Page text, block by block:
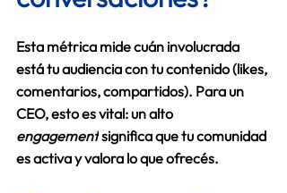
Esta métrica mide cuán involucrada
está tu audiencia con tu contenido (likes,
comentarios, compartidos). Para un
CEO, esto es vital: un alto
engagement significa que tu comunidad
es activa y valora lo que ofrecés.